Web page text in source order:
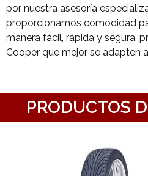
por nuestra asesoría
proporcionamos comodidad
manera fácil, rápida y segura,
Cooper que mejor se adapten
PRODUCTOS